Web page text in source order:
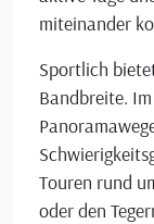
miteinander
Sportlich
Bandbreite.
Touren rund
oder den